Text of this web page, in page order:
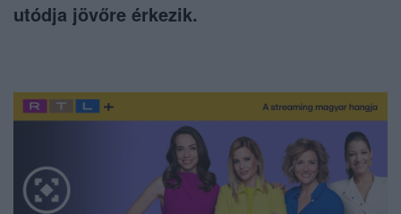
utódja jövőre érkezik.